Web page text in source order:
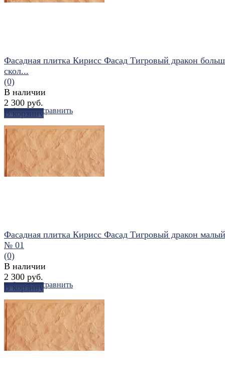
избранное сравнить
Фасадная плитка Кирисс Фасад Тигровый дракон
скол...
(0)
В наличии
2 300 руб.
В корзину
избранное сравнить
Фасадная плитка Кирисс Фасад Тигровый дракон
№ 01
(0)
В наличии
2 300 руб.
В корзину